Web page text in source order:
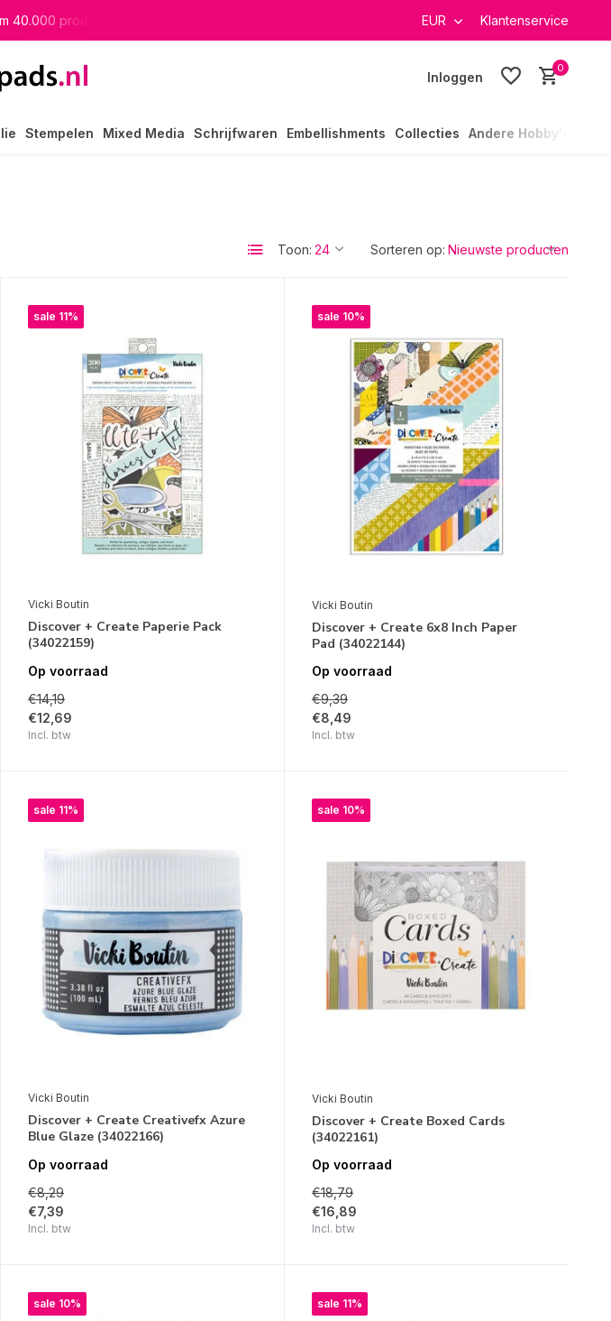
in heel Nederland EUR Klantenservice
Inloggen
0
Stempelen Mixed Media Schrijfwaren Embellishments Collecties Andere Hobby's
Toon: Sorteren op:
sale 11%
Vicki Boutin
Discover + Create Paperie Pack
(34022159)
Op voorraad
€14,19
€12,69
Incl. btw
sale 10%
Vicki Boutin
Discover + Create 6x8 Inch Paper
Pad (34022144)
Op voorraad
€9,39
€8,49
Incl. btw
sale 11%
Vicki Boutin
Discover + Create Creativefx Azure
Blue Glaze (34022166)
Op voorraad
€8,29
€7,39
Incl. btw
sale 10%
Vicki Boutin
Discover + Create Boxed Cards
(34022161)
Op voorraad
€18,79
€16,89
Incl. btw
sale 10% sale 11%